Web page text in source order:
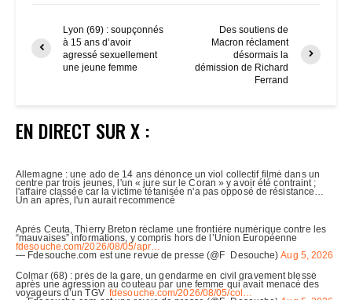
Lyon (69) : soupçonnés
à 15 ans d’avoir
agressé sexuellement
une jeune femme
Des soutiens de
Macron réclament
désormais la
démission de Richard
Ferrand
EN DIRECT SUR X :